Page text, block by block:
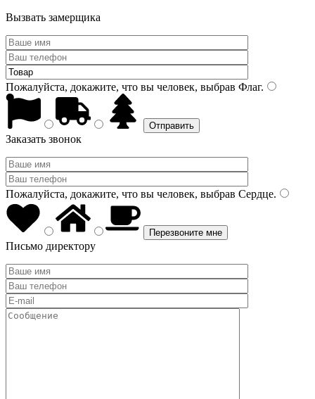
Вызвать замерщика
Пожалуйста, докажите, что вы человек, выбрав Флаг.
Заказать звонок
Пожалуйста, докажите, что вы человек, выбрав Сердце.
Письмо директору